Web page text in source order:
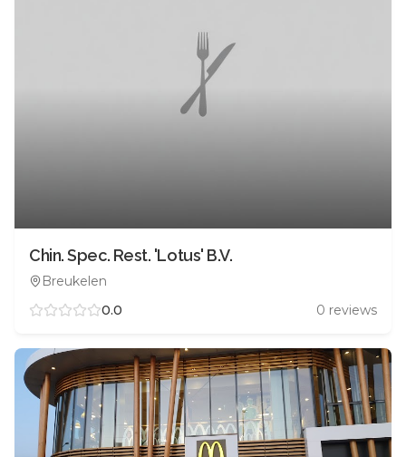
Chin. Spec. Rest. 'Lotus' B.V.
Breukelen
0.0
0 reviews